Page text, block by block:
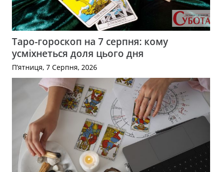
Таро-гороскоп на 7 серпня: кому
усміхнеться доля цього дня
П’ятниця, 7 Серпня, 2026